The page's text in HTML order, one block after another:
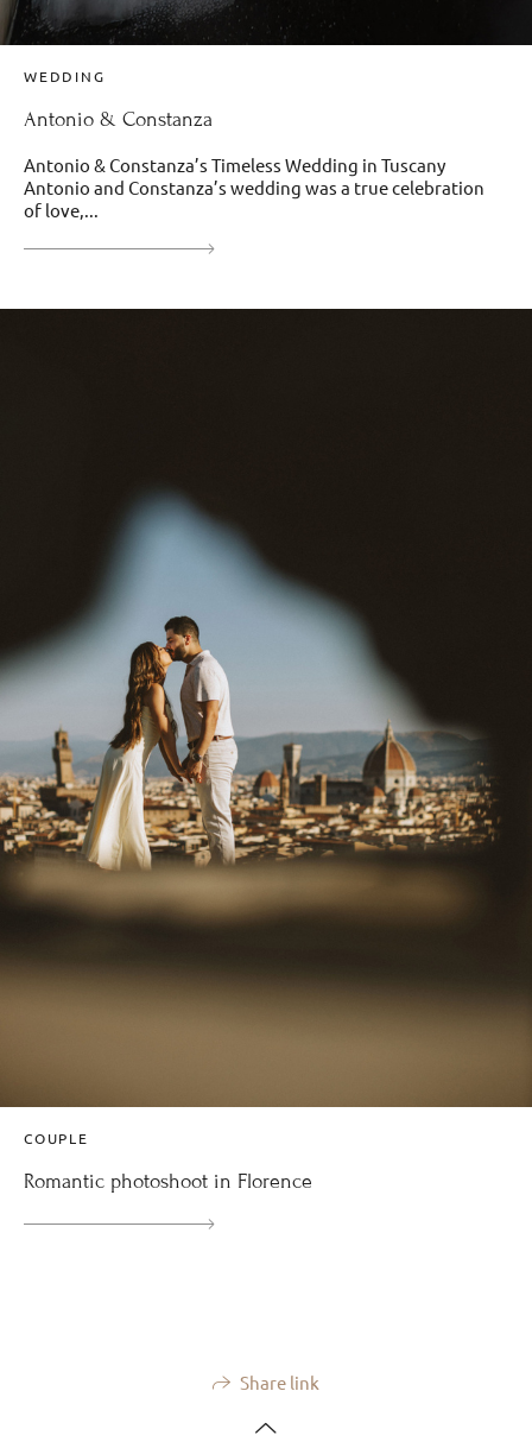
WEDDING
Antonio & Constanza
Antonio & Constanza’s Timeless Wedding in Tuscany
Antonio and Constanza’s wedding was a true celebration
of love,...
COUPLE
Romantic photoshoot in Florence
Share link